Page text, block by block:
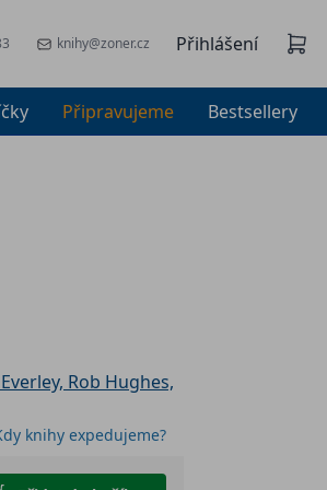
knihy@zoner.cz Přihlášení
Připravujeme Bestsellery
Rob Hughes,
knihy expedujeme?